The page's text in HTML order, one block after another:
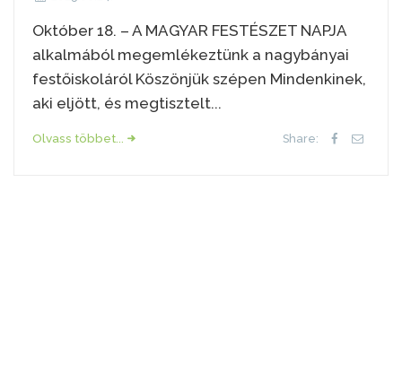
Október 18. – A MAGYAR FESTÉSZET NAPJA
alkalmából megemlékeztünk a nagybányai
festőiskoláról Köszönjük szépen Mindenkinek,
aki eljött, és megtisztelt...
Olvass többet... Share: